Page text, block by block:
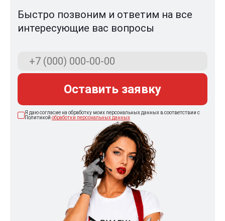
Быстро позвоним и ответим на все
интересующие вас вопросы
Оставить заявку
Я даю согласие на обработку моих персональных данных в соответствии с
Политикой обработки персональных данных